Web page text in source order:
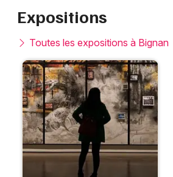
Expositions
Toutes les expositions à Bignan